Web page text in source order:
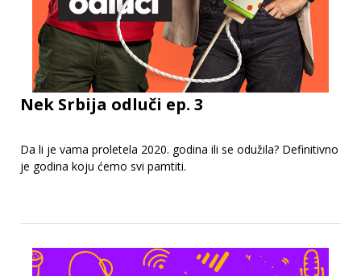
Nek Srbija odluči ep. 3
Da li je vama proletela 2020. godina ili se odužila? Definitivno
je godina koju ćemo svi pamtiti.